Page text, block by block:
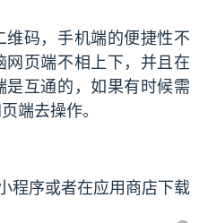
码，手机端的便捷性不
页端不相上下，并且在
互通的，如果有时候需
端去操作。
程序或者在应用商店下载